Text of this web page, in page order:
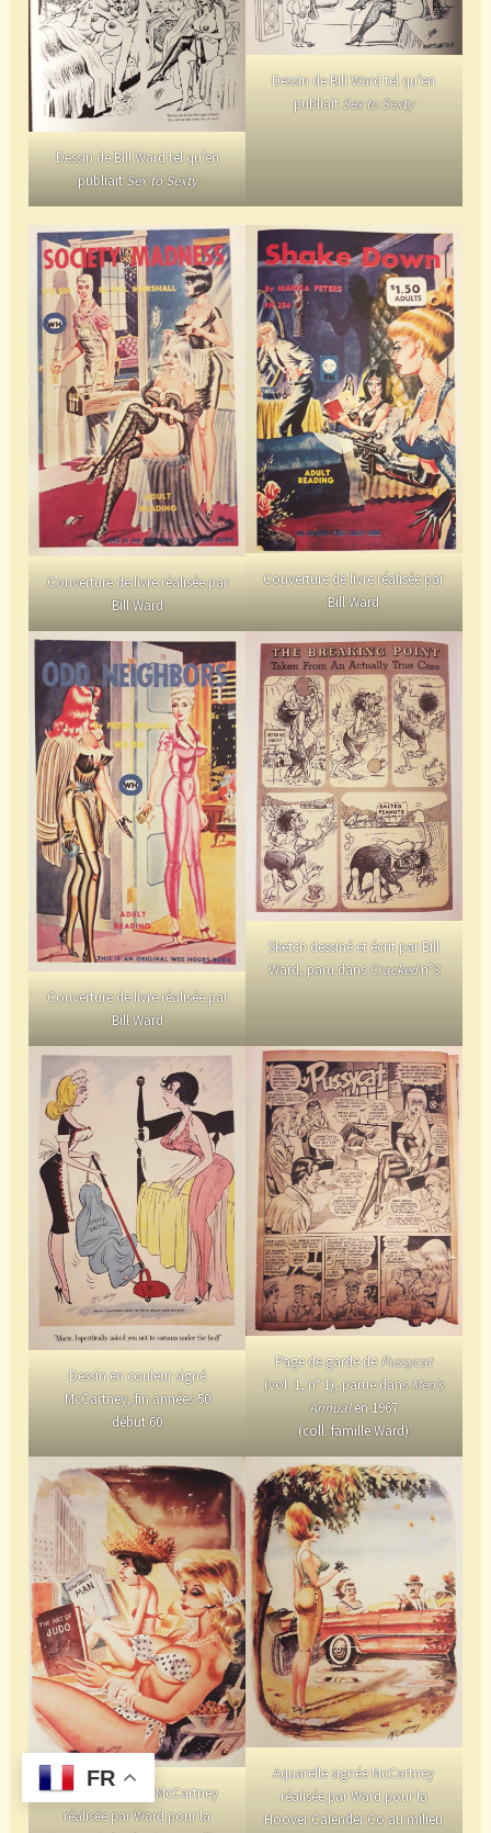
Dessin de Bill Ward tel qu’en
publiaitSex to Sexty
Dessin de Bill Ward tel qu’en
publiaitSex to Sexty
Couverture de livre réalisée par
Bill Ward
Couverture de livre réalisée par
Bill Ward
Couverture de livre réalisée par
Bill Ward
Sketch dessiné et écrit par Bill
Ward, paru dansCrackedn°3
Dessin en couleur signé
McCartney, fin années 50
début 60
Page de garde dePussycat
(vol. 1, n° 1), parue dansMen’s
Annualen 1967
(coll. famille Ward)
Aquarelle signée McCartney
réalisée par Ward pour la
Aquarelle signée McCartney
réalisée par Ward pour la
Hoover Calender Co au milieu
FR